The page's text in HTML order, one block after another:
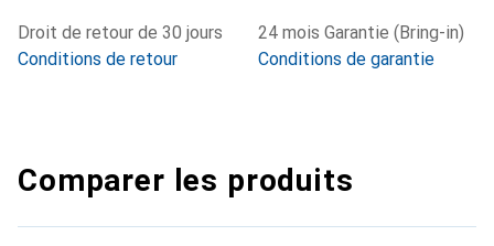
Droit de retour de 30 jours
Conditions de retour
24 mois Garantie (Bring-in)
Conditions de garantie
Comparer les produits